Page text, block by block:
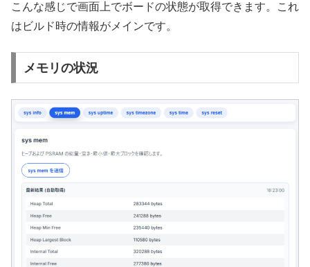
こんな感じで画面上でボードの状態が取得できます。これ
はビルド時の情報がメインです。
メモリの状況